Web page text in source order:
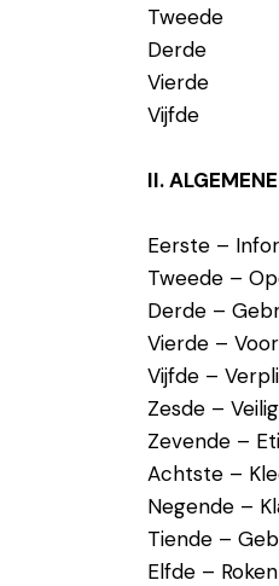
Tweede
Derde
Vierde
Vijfde
II.
Eerste –
Tweede –
Derde –
Vierde –
Vijfde –
Zesde –
Zevende –
Achtste –
Negende –
Tiende –
Elfde – Roken